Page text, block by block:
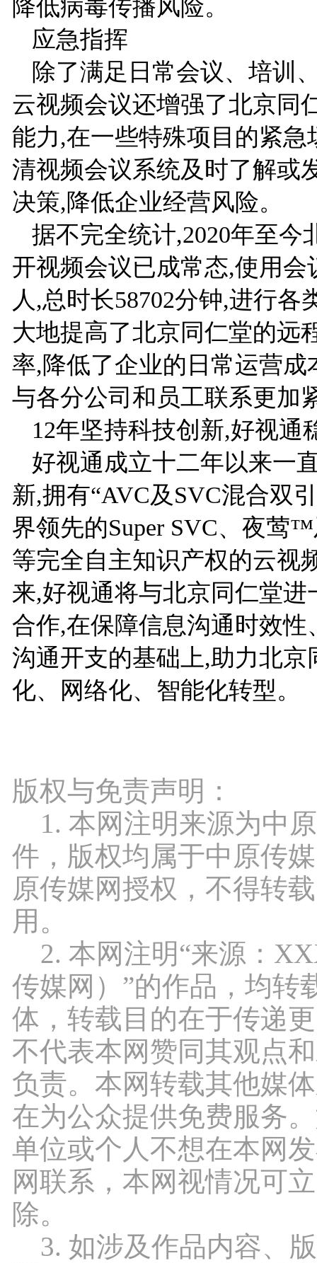
降低病毒传播风险。
应急指挥
除了满足日常会议、培训
云视频会议还增强了北京同
能力,在一些特殊项目的紧急
清视频会议系统及时了解或
决策,降低企业经营风险。
据不完全统计,2020年至今
开视频会议已成常态,使用会
人,总时长58702分钟,进行各
大地提高了北京同仁堂的远
率,降低了企业的日常运营成
与各分公司和员工联系更加
12年坚持科技创新,好视通
好视通成立十二年以来一
新,拥有“AVC及SVC混合双
界领先的Super SVC、夜莺
等完全自主知识产权的云视
来,好视通将与北京同仁堂进
合作,在保障信息沟通时效性
沟通开支的基础上,助力北京
化、网络化、智能化转型。
版权与免责声明：
1. 本网注明来源为中
件，版权均属于中原传
原传媒网授权，不得转
用。
2. 本网注明“来源：
传媒网）”的作品，均转
体，转载目的在于传递
不代表本网赞同其观点
负责。本网转载其他媒
在为公众提供免费服务
单位或个人不想在本网
网联系，本网视情况可
除。
3. 如涉及作品内容、